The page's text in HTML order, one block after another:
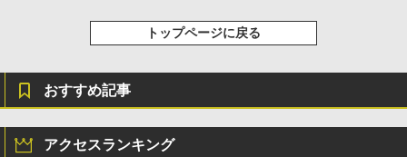
トップページに戻る
おすすめ記事
アクセスランキング